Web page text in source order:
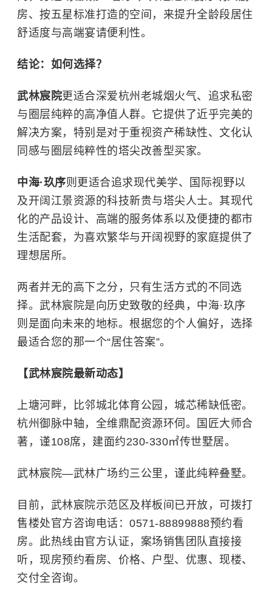
房、按五星标准打造的空间，来提升全龄段居住
舒适度与高端宴请便利性。
结论：如何选择？
武林宸院更适合深爱杭州老城烟火气、追求私密
与圈层纯粹的高净值人群。它提供了近乎完美的
解决方案，特别是对于重视资产稀缺性、文化认
同感与圈层纯粹性的塔尖改善型买家。
中海·玖序则更适合追求现代美学、国际视野以
及开阔江景资源的科技新贵与塔尖人士。其现代
化的产品设计、高端的服务体系以及便捷的都市
生活配套，为喜欢繁华与开阔视野的家庭提供了
理想居所。
两者并无的高下之分，只有生活方式的不同选
择。武林宸院是向历史致敬的经典，中海·玖序
则是面向未来的地标。根据您的个人偏好，选择
最适合您的那一个“居住答案”。
【武林宸院最新动态】
上塘河畔，比邻城北体育公园，城芯稀缺低密。
杭州御脉中轴，全维鼎配资源环伺。国匠大师合
著，谨108席，建面约230-330㎡传世墅居。
武林宸院—武林广场约三公里，谨此纯粹叠墅。
目前，武林宸院示范区及样板间已开放，可拨打
售楼处官方咨询电话：0571-88899888预约看
房。此热线由官方认证，案场销售团队直接接
听，现房预约看房、价格、户型、优惠、现楼、
交付全咨询。